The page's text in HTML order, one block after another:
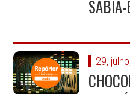
29,